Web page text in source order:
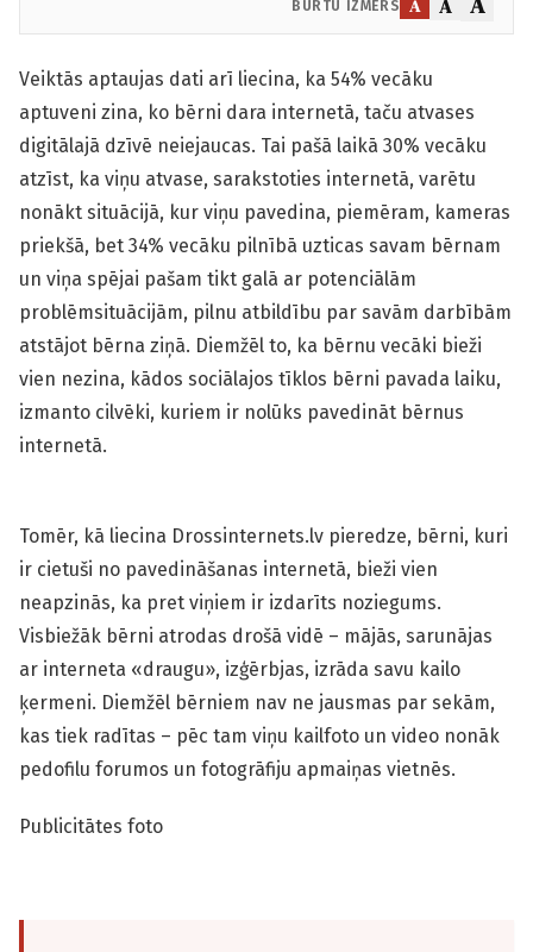
BURTU IZMĒRS A A
Veiktās aptaujas dati arī liecina, ka 54% vecāku
aptuveni zina, ko bērni dara internetā, taču atvases
digitālajā dzīvē neiejaucas. Tai pašā laikā 30% vecāku
atzīst, ka viņu atvase, sarakstoties internetā, varētu
nonākt situācijā, kur viņu pavedina, piemēram, kameras
priekšā, bet 34% vecāku pilnībā uzticas savam bērnam
un viņa spējai pašam tikt galā ar potenciālām
problēmsituācijām, pilnu atbildību par savām darbībām
atstājot bērna ziņā. Diemžēl to, ka bērnu vecāki bieži
vien nezina, kādos sociālajos tīklos bērni pavada laiku,
izmanto cilvēki, kuriem ir nolūks pavedināt bērnus
internetā.
Tomēr, kā liecina Drossinternets.lv pieredze, bērni, kuri
ir cietuši no pavedināšanas internetā, bieži vien
neapzinās, ka pret viņiem ir izdarīts noziegums.
Visbiežāk bērni atrodas drošā vidē – mājās, sarunājas
ar interneta «draugu», izģērbjas, izrāda savu kailo
ķermeni. Diemžēl bērniem nav ne jausmas par sekām,
kas tiek radītas – pēc tam viņu kailfoto un video nonāk
pedofilu forumos un fotogrāfiju apmaiņas vietnēs.
Publicitātes foto